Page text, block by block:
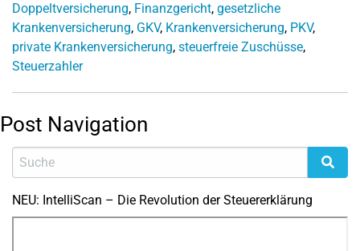
Doppeltversicherung, Finanzgericht, gesetzliche
Krankenversicherung, GKV, Krankenversicherung, PKV,
private Krankenversicherung, steuerfreie Zuschüsse,
Steuerzahler
Post Navigation
NEU: IntelliScan – Die Revolution der Steuererklärung